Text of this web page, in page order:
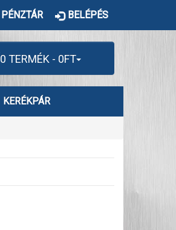
PÉNZTÁR BELÉPÉS
0 TERMÉK - 0FT
KERÉKPÁR